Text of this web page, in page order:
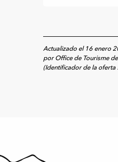
Actualizado el 16 enero
por Office de Tourisme
(Identificador de la oferta